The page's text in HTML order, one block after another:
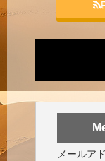
メールア